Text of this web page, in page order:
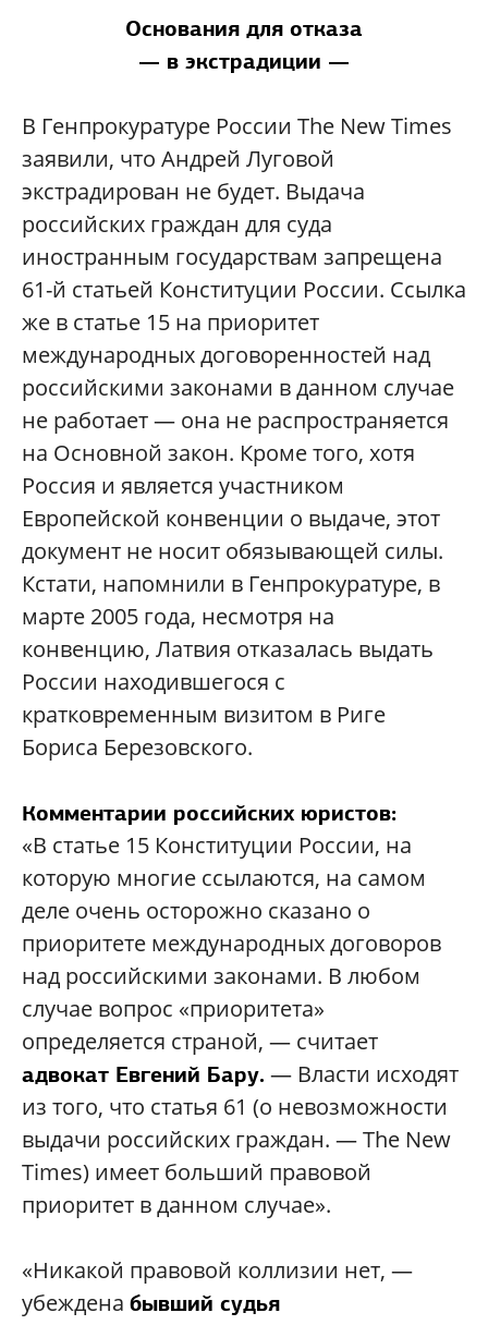
Основания для отказа
— в экстрадиции —
В Генпрокуратуре России The New Times
заявили, что Андрей Луговой
экстрадирован не будет. Выдача
российских граждан для суда
иностранным государствам запрещена
61-й статьей Конституции России. Ссылка
же в статье 15 на приоритет
международных договоренностей над
российскими законами в данном случае
не работает — она не распространяется
на Основной закон. Кроме того, хотя
Россия и является участником
Европейской конвенции о выдаче, этот
документ не носит обязывающей силы.
Кстати, напомнили в Генпрокуратуре, в
марте 2005 года, несмотря на
конвенцию, Латвия отказалась выдать
России находившегося с
кратковременным визитом в Риге
Бориса Березовского.
Комментарии российских юристов:
«В статье 15 Конституции России, на
которую многие ссылаются, на самом
деле очень осторожно сказано о
приоритете международных договоров
над российскими законами. В любом
случае вопрос «приоритета»
определяется страной, — считает
адвокат Евгений Бару. — Власти исходят
из того, что статья 61 (о невозможности
выдачи российских граждан. — The New
Times) имеет больший правовой
приоритет в данном случае».
«Никакой правовой коллизии нет, —
убеждена бывший судья